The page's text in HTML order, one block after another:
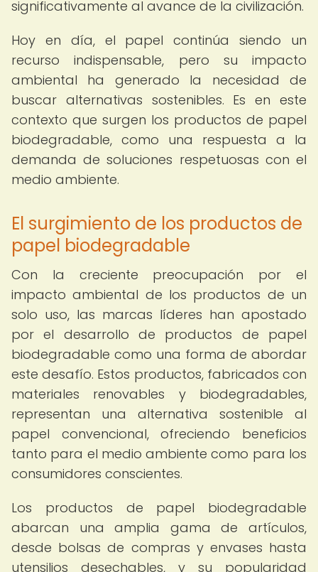
significativamente al avance de la civilización.
Hoy en día, el papel continúa siendo un
recurso indispensable, pero su impacto
ambiental ha generado la necesidad de
buscar alternativas sostenibles. Es en este
contexto que surgen los productos de papel
biodegradable, como una respuesta a la
demanda de soluciones respetuosas con el
medio ambiente.
El surgimiento de los productos de
papel biodegradable
Con la creciente preocupación por el
impacto ambiental de los productos de un
solo uso, las marcas líderes han apostado
por el desarrollo de productos de papel
biodegradable como una forma de abordar
este desafío. Estos productos, fabricados con
materiales renovables y biodegradables,
representan una alternativa sostenible al
papel convencional, ofreciendo beneficios
tanto para el medio ambiente como para los
consumidores conscientes.
Los productos de papel biodegradable
abarcan una amplia gama de artículos,
desde bolsas de compras y envases hasta
utensilios desechables, y su popularidad